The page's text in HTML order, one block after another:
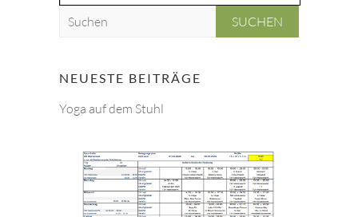
h
n
NEUESTE BEITRÄGE
Yoga auf dem Stuhl